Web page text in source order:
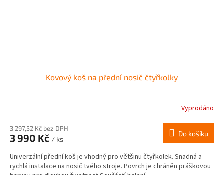
Kovový koš na přední nosič čtyřkolky
Vyprodáno
3 297,52 Kč bez DPH
3 990 Kč / ks
Do košíku
Univerzální přední koš je vhodný pro většinu čtyřkolek. Snadná a
rychlá instalace na nosič tvého stroje. Povrch je chráněn práškovou